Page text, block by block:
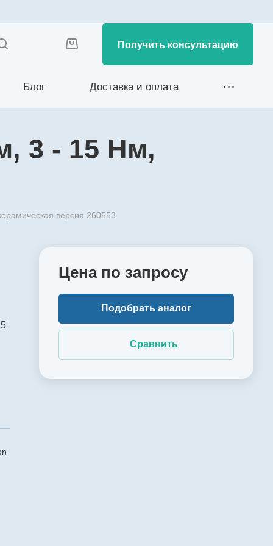
Получить консультацию
Блог Доставка и оплата
3 - 15 Нм,
версия 260553
Цена по запросу
Подобрать аналог
Сравнить